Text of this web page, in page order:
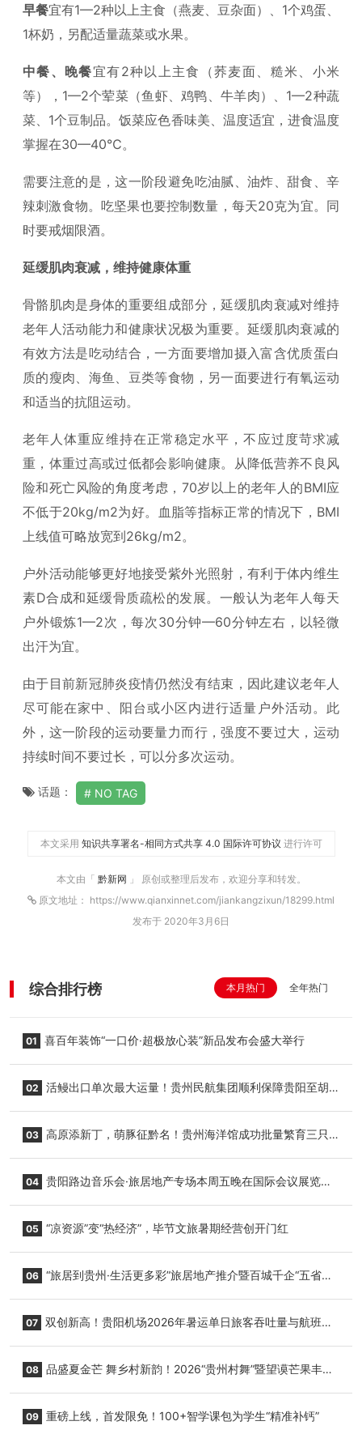
早餐宜有1—2种以上主食（燕麦、豆杂面）、1个鸡蛋、
1杯奶，另配适量蔬菜或水果。
中餐、晚餐宜有2种以上主食（荞麦面、糙米、小米
等），1—2个荤菜（鱼虾、鸡鸭、牛羊肉）、1—2种蔬
菜、1个豆制品。饭菜应色香味美、温度适宜，进食温度
掌握在30—40℃。
需要注意的是，这一阶段避免吃油腻、油炸、甜食、辛
辣刺激食物。吃坚果也要控制数量，每天20克为宜。同
时要戒烟限酒。
延缓肌肉衰减，维持健康体重
骨骼肌肉是身体的重要组成部分，延缓肌肉衰减对维持
老年人活动能力和健康状况极为重要。延缓肌肉衰减的
有效方法是吃动结合，一方面要增加摄入富含优质蛋白
质的瘦肉、海鱼、豆类等食物，另一面要进行有氧运动
和适当的抗阻运动。
老年人体重应维持在正常稳定水平，不应过度苛求减
重，体重过高或过低都会影响健康。从降低营养不良风
险和死亡风险的角度考虑，70岁以上的老年人的BMI应
不低于20kg/m2为好。血脂等指标正常的情况下，BMI
上线值可略放宽到26kg/m2。
户外活动能够更好地接受紫外光照射，有利于体内维生
素D合成和延缓骨质疏松的发展。一般认为老年人每天
户外锻炼1—2次，每次30分钟—60分钟左右，以轻微
出汗为宜。
由于目前新冠肺炎疫情仍然没有结束，因此建议老年人
尽可能在家中、阳台或小区内进行适量户外活动。此
外，这一阶段的运动要量力而行，强度不要过大，运动
持续时间不要过长，可以分多次运动。
话题： NO TAG
本文采用 知识共享署名-相同方式共享 4.0 国际许可协议 进行许可
本文由「 黔新网 」 原创或整理后发布，欢迎分享和转发。
原文地址： https://www.qianxinnet.com/jiankangzixun/18299.html
发布于 2020年3月6日
综合排行榜 本月热门 全年热门
01 喜百年装饰“一口价·超极放心装”新品发布会盛大举行
02 活鳗出口单次最大运量！贵州民航集团顺利保障贵阳至胡
03 高原添新丁，萌豚征黔名！贵州海洋馆成功批量繁育三只
04 贵阳路边音乐会·旅居地产专场本周五晚在国际会议展览中
05 “凉资源”变“热经济”，毕节文旅暑期经营创开门红
06 “旅居到贵州·生活更多彩”旅居地产推介暨百城千企“五省
07 双创新高！贵阳机场2026年暑运单日旅客吞吐量与航班起
08 品盛夏金芒 舞乡村新韵！2026“贵州村舞”暨望谟芒果丰收
09 重磅上线，首发限免！100+智学课包为学生“精准补钙”